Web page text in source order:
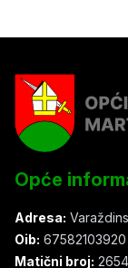
Opće
Adresa:
Oib: 67582103920
Matični broj: